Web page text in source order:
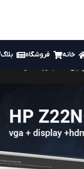
خانه فروشگاه بلاگ